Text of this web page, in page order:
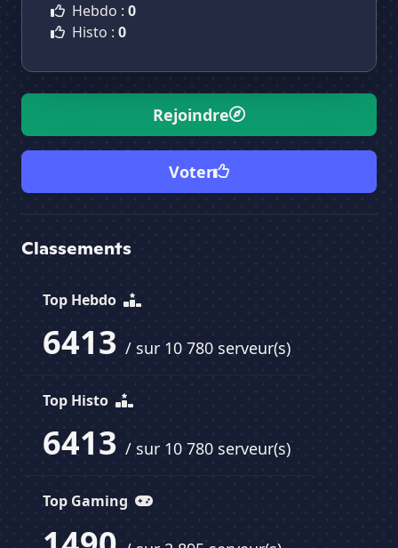
Hebdo : 0
Histo : 0
Rejoindre
Voter
Classements
Top Hebdo
6413 / sur 10 780 serveur(s)
Top Histo
6413 / sur 10 780 serveur(s)
Top Gaming